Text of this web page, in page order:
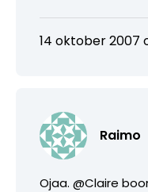
14 oktober 2007
Raimo
Ojaa. @Claire